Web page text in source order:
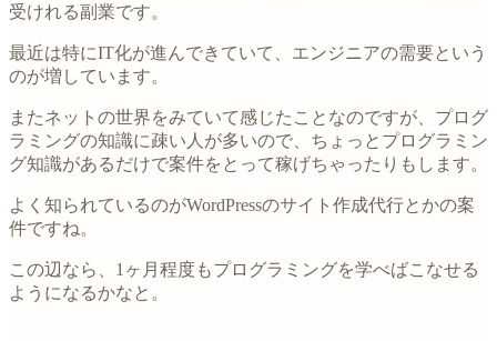
受けれる副業です。
最近は特にIT化が進んできていて、エンジニアの需要という
のが増しています。
またネットの世界をみていて感じたことなのですが、プログ
ラミングの知識に疎い人が多いので、ちょっとプログラミン
グ知識があるだけで案件をとって稼げちゃったりもします。
よく知られているのがWordPressのサイト作成代行とかの案
件ですね。
この辺なら、1ヶ月程度もプログラミングを学べばこなせる
ようになるかなと。